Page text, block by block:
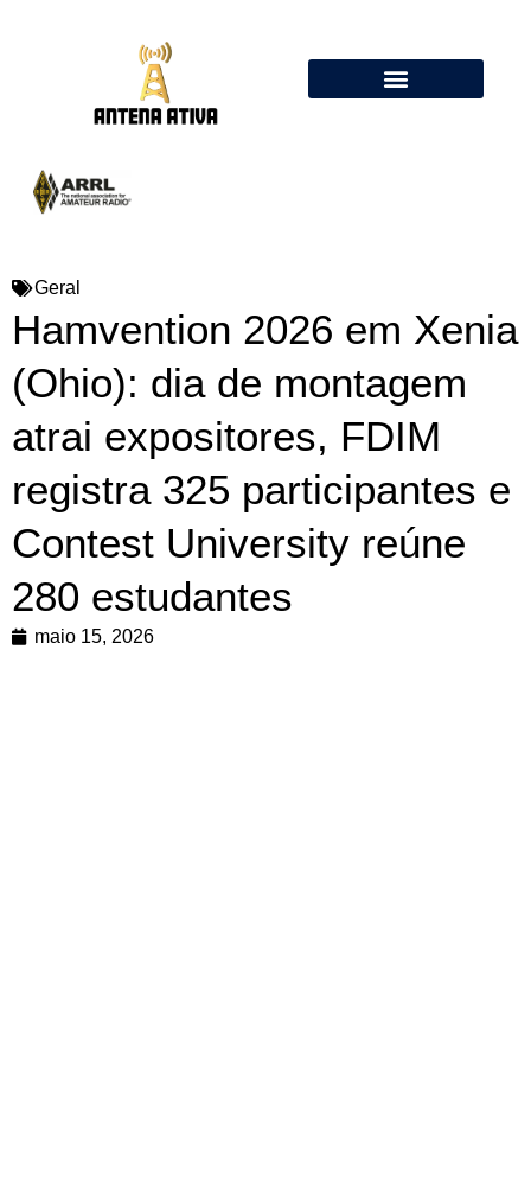
Geral
Hamvention 2026 em Xenia
(Ohio): dia de montagem
atrai expositores, FDIM
registra 325 participantes e
Contest University reúne
280 estudantes
maio 15, 2026